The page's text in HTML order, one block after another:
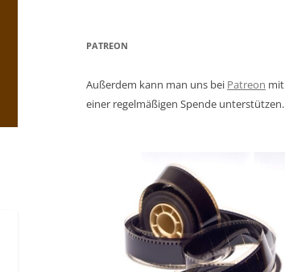
PATREON
Außerdem kann man uns bei Patreon mit
einer regelmäßigen Spende unterstützen.